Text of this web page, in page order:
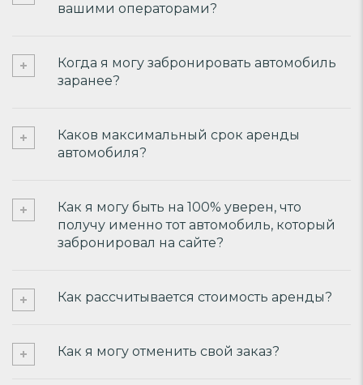
вашими операторами?
Когда я могу забронировать автомобиль
заранее?
Каков максимальный срок аренды
автомобиля?
Как я могу быть на 100% уверен, что
получу именно тот автомобиль, который
забронировал на сайте?
Как рассчитывается стоимость аренды?
Как я могу отменить свой заказ?